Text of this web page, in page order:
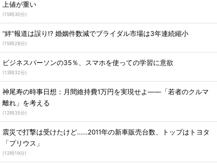
上値が重い
(15時30分)
“絆”報道は誤り!? 婚姻件数減でブライダル市場は3年連続縮小
(15時28分)
ビジネスパーソンの35％、スマホを使っての学習に意欲
(13時32分)
神尾寿の時事日想：月間維持費1万円を実現せよ――「若者のクルマ
離れ」を考える
(12時35分)
震災で打撃は受けたけど……2011年の新車販売台数、トップはトヨタ
「プリウス」
(12時19分)